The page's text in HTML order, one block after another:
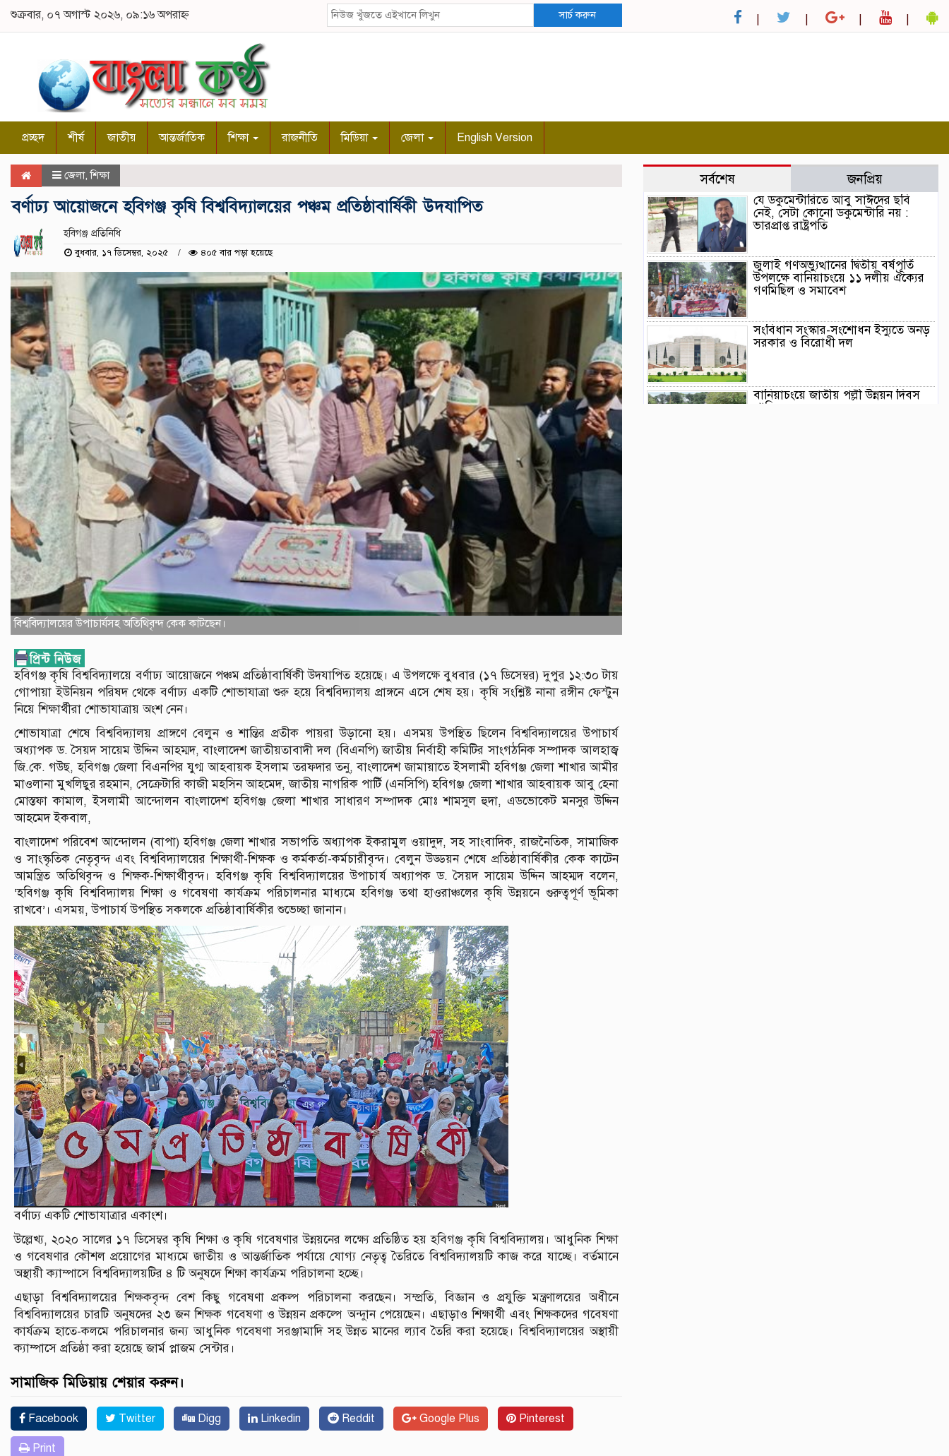
শুক্রবার, ০৭ অগাস্ট ২০২৬, ০৯:১৬ অপরাহ্ন সার্চ করুন
প্রচ্ছদ শীর্ষ জাতীয় আন্তর্জাতিক শিক্ষা রাজনীতি মিডিয়া জেলা English Version
জেলা,শিক্ষা
বর্ণাঢ্য আয়োজনে হবিগঞ্জ কৃষি বিশ্ববিদ্যালয়ের পঞ্চম প্রতিষ্ঠাবার্ষিকী উদযাপিত
হবিগঞ্জ প্রতিনিধি
বুধবার, ১৭ ডিসেম্বর, ২০২৫ ৪০৫ বার পড়া হয়েছে
বিশ্ববিদ্যালয়ের উপাচার্যসহ অতিথিবৃন্দ কেক কাটছেন।
হবিগঞ্জ কৃষি বিশ্ববিদ্যালয়ে বর্ণাঢ্য আয়োজনে পঞ্চম প্রতিষ্ঠাবার্ষিকী উদযাপিত হয়েছে। এ উপলক্ষে বুধবার (১৭ ডিসেম্বর) দুপুর ১২:৩০ টায়
গোপায়া ইউনিয়ন পরিষদ থেকে বর্ণাঢ্য একটি শোভাযাত্রা শুরু হয়ে বিশ্ববিদ্যালয় প্রাঙ্গনে এসে শেষ হয়। কৃষি সংশ্লিষ্ট নানা রঙ্গীন ফেস্টুন
নিয়ে শিক্ষার্থীরা শোভাযাত্রায় অংশ নেন।
শোভাযাত্রা শেষে বিশ্ববিদ্যালয় প্রাঙ্গণে বেলুন ও শান্তির প্রতীক পায়রা উড়ানো হয়। এসময় উপস্থিত ছিলেন বিশ্ববিদ্যালয়ের উপাচার্য
অধ্যাপক ড. সৈয়দ সায়েম উদ্দিন আহম্মদ, বাংলাদেশ জাতীয়তাবাদী দল (বিএনপি) জাতীয় নির্বাহী কমিটির সাংগঠনিক সম্পাদক আলহাজ্ব
জি.কে. গউছ, হবিগঞ্জ জেলা বিএনপির যুগ্ম আহবায়ক ইসলাম তরফদার তনু, বাংলাদেশ জামায়াতে ইসলামী হবিগঞ্জ জেলা শাখার আমীর
মাওলানা মুখলিছুর রহমান, সেক্রেটারি কাজী মহসিন আহমেদ, জাতীয় নাগরিক পার্টি (এনসিপি) হবিগঞ্জ জেলা শাখার আহবায়ক আবু হেনা
মোস্তফা কামাল, ইসলামী আন্দোলন বাংলাদেশ হবিগঞ্জ জেলা শাখার সাধারণ সম্পাদক মোঃ শামসুল হুদা, এডভোকেট মনসুর উদ্দিন
আহমেদ ইকবাল,
বাংলাদেশ পরিবেশ আন্দোলন (বাপা) হবিগঞ্জ জেলা শাখার সভাপতি অধ্যাপক ইকরামুল ওয়াদুদ, সহ সাংবাদিক, রাজনৈতিক, সামাজিক
ও সাংস্কৃতিক নেতৃবৃন্দ এবং বিশ্ববিদ্যালয়ের শিক্ষার্থী-শিক্ষক ও কর্মকর্তা-কর্মচারীবৃন্দ। বেলুন উড্ডয়ন শেষে প্রতিষ্ঠাবার্ষিকীর কেক কাটেন
আমন্ত্রিত অতিথিবৃন্দ ও শিক্ষক-শিক্ষার্থীবৃন্দ। হবিগঞ্জ কৃষি বিশ্ববিদ্যালয়ের উপাচার্য অধ্যাপক ড. সৈয়দ সায়েম উদ্দিন আহম্মদ বলেন,
‘হবিগঞ্জ কৃষি বিশ্ববিদ্যালয় শিক্ষা ও গবেষণা কার্যক্রম পরিচালনার মাধ্যমে হবিগঞ্জ তথা হাওরাঞ্চলের কৃষি উন্নয়নে গুরুত্বপূর্ণ ভূমিকা
রাখবে’। এসময়, উপাচার্য উপস্থিত সকলকে প্রতিষ্ঠাবার্ষিকীর শুভেচ্ছা জানান।
বর্ণাঢ্য একটি শোভাযাত্রার একাংশ।
উল্লেখ্য, ২০২০ সালের ১৭ ডিসেম্বর কৃষি শিক্ষা ও কৃষি গবেষণার উন্নয়নের লক্ষ্যে প্রতিষ্ঠিত হয় হবিগঞ্জ কৃষি বিশ্ববিদ্যালয়। আধুনিক শিক্ষা
ও গবেষণার কৌশল প্রয়োগের মাধ্যমে জাতীয় ও আন্তর্জাতিক পর্যায়ে যোগ্য নেতৃত্ব তৈরিতে বিশ্ববিদ্যালয়টি কাজ করে যাচ্ছে। বর্তমানে
অস্থায়ী ক্যাম্পাসে বিশ্ববিদ্যালয়টির ৪ টি অনুষদে শিক্ষা কার্যক্রম পরিচালনা হচ্ছে।
এছাড়া বিশ্ববিদ্যালয়ের শিক্ষকবৃন্দ বেশ কিছু গবেষণা প্রকল্প পরিচালনা করছেন। সম্প্রতি, বিজ্ঞান ও প্রযুক্তি মন্ত্রণালয়ের অধীনে
বিশ্ববিদ্যালয়ের চারটি অনুষদের ২৩ জন শিক্ষক গবেষণা ও উন্নয়ন প্রকল্পে অন্দুান পেয়েছেন। এছাড়াও শিক্ষার্থী এবং শিক্ষকদের গবেষণা
কার্যক্রম হাতে-কলমে পরিচালনার জন্য আধুনিক গবেষণা সরঞ্জামাদি সহ উন্নত মানের ল্যাব তৈরি করা হয়েছে। বিশ্ববিদ্যালয়ের অস্থায়ী
ক্যাম্পাসে প্রতিষ্ঠা করা হয়েছে জার্ম প্লাজম সেন্টার।
সামাজিক মিডিয়ায় শেয়ার করুন।
Facebook Twitter Digg Linkedin Reddit Google Plus Pinterest
Print
সর্বশেষ জনপ্রিয়
যে ডকুমেন্টারিতে আবু সাঈদের ছবি
নেই, সেটা কোনো ডকুমেন্টারি নয় :
ভারপ্রাপ্ত রাষ্ট্রপতি
জুলাই গণঅভ্যুত্থানের দ্বিতীয় বর্ষপূর্তি
উপলক্ষে বানিয়াচংয়ে ১১ দলীয় ঐক্যের
গণমিছিল ও সমাবেশ
সংবিধান সংস্কার-সংশোধন ইস্যুতে অনড়
সরকার ও বিরোধী দল
বানিয়াচংয়ে জাতীয় পল্লী উন্নয়ন দিবস
পালিত